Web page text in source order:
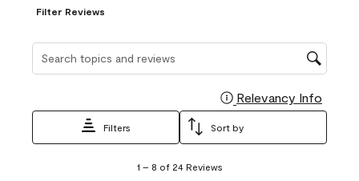
Filter Reviews
Relevancy Info
Filters Sort by
1 – 8 of 24 Reviews